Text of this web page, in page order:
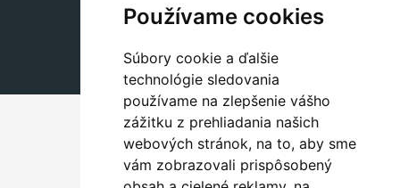
Používame cookies
Súbory cookie a ďalšie
technológie sledovania
používame na zlepšenie vášho
zážitku z prehliadania našich
webových stránok, na to, aby sme
vám zobrazovali prispôsobený
+420 311 604 182
dekorace@autronic.cz